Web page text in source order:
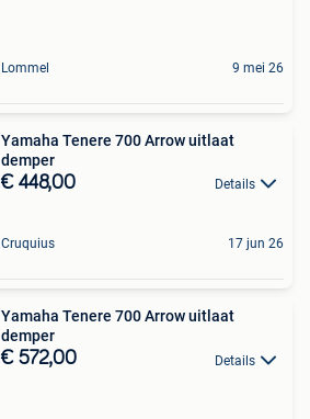
Lommel 9 mei 26
Yamaha Tenere 700 Arrow uitlaat
demper
€ 448,00 Details
Cruquius 17 jun 26
Yamaha Tenere 700 Arrow uitlaat
demper
€ 572,00 Details